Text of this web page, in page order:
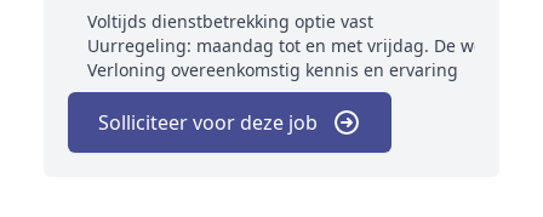
Voltijds dienstbetrekking optie vast
Uurregeling: maandag tot en met vrijdag. De
Verloning overeenkomstig kennis en ervaring
Solliciteer voor deze job